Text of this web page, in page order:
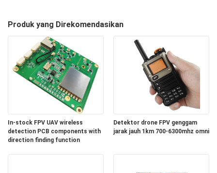
KUALITAS
HUBUNGI
KAMI
BLOG
Produk yang Direkomendasikan
In-stock FPV UAV wireless
detection PCB components with
direction finding function
Detektor drone FPV genggam
jarak jauh 1km 700-6300mhz omni